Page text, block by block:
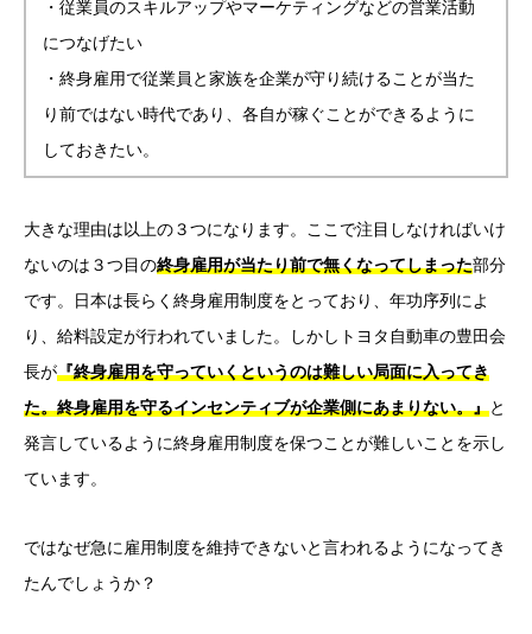
・従業員のスキルアップやマーケティングなどの営業活動
につなげたい
・終身雇用で従業員と家族を企業が守り続けることが当た
り前ではない時代であり、各自が稼ぐことができるように
しておきたい。
大きな理由は以上の３つになります。ここで注目しなければいけ
ないのは３つ目の終身雇用が当たり前で無くなってしまった部分
です。日本は長らく終身雇用制度をとっており、年功序列によ
り、給料設定が行われていました。しかしトヨタ自動車の豊田会
長が『終身雇用を守っていくというのは難しい局面に入ってき
た。終身雇用を守るインセンティブが企業側にあまりない。』と
発言しているように終身雇用制度を保つことが難しいことを示し
ています。
ではなぜ急に雇用制度を維持できないと言われるようになってき
たんでしょうか？